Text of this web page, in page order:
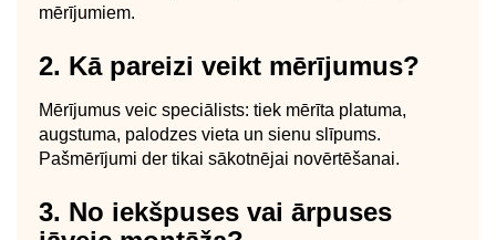
mērījumiem.
2. Kā pareizi veikt mērījumus?
Mērījumus veic speciālists: tiek mērīta platuma,
augstuma, palodzes vieta un sienu slīpums.
Pašmērījumi der tikai sākotnējai novērtēšanai.
3. No iekšpuses vai ārpuses